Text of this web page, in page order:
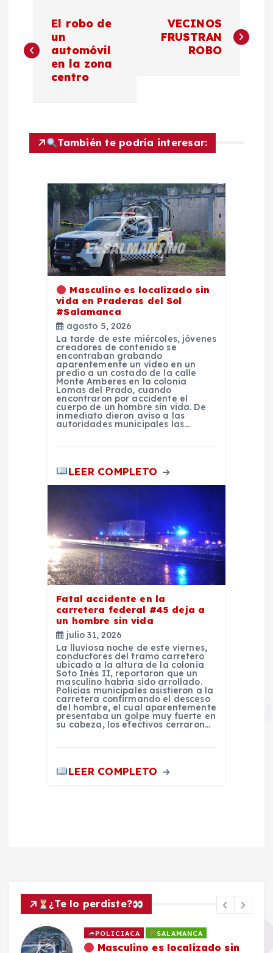
a
g
a
El robo de
un
automóvil
en la zona
centro
VECINOS
FRUSTRAN
ROBO
También te podría interesar:
Masculino es localizado sin
vida en Praderas del Sol
#Salamanca
agosto 5, 2026
La tarde de este miércoles, jóvenes
creadores de contenido se
encontraban grabando
aparentemente un vídeo en un
predio a un costado de la calle
Monte Amberes en la colonia
Lomas del Prado, cuando
encontraron por accidente el
cuerpo de un hombre sin vida. De
inmediato dieron aviso a las
autoridades municipales las…
LEER COMPLETO
Fatal accidente en la
carretera federal #45 deja a
un hombre sin vida
julio 31, 2026
La lluviosa noche de este viernes,
conductores del tramo carretero
ubicado a la altura de la colonia
Soto Inés II, reportaron que un
masculino habría sido arrollado.
Policías municipales asistieron a la
carretera confirmando el desceso
del hombre, el cual aparentemente
presentaba un golpe muy fuerte en
su cabeza, los efectivos cerraron…
LEER COMPLETO
¿Te lo perdiste?
POLICIACA SALAMANCA
Masculino es localizado sin